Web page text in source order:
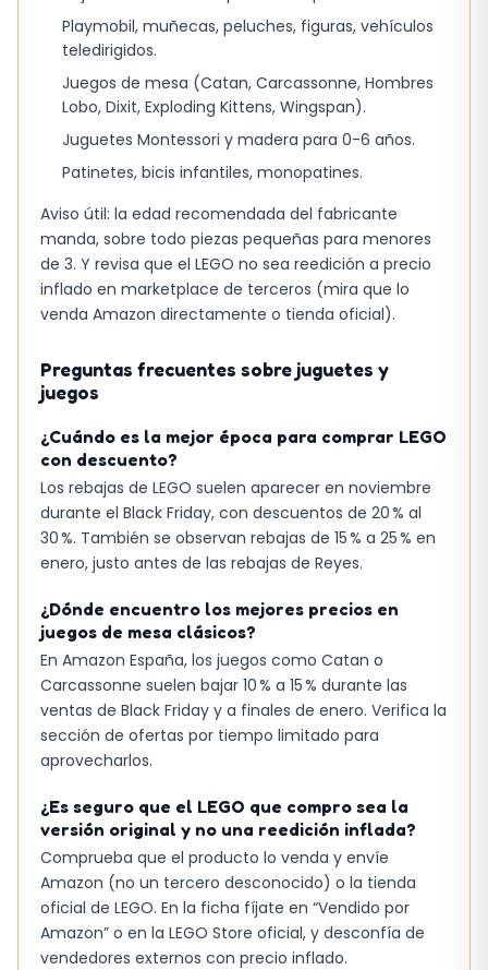
Playmobil, muñecas, peluches, figuras, vehículos
teledirigidos.
Juegos de mesa (Catan, Carcassonne, Hombres
Lobo, Dixit, Exploding Kittens, Wingspan).
Juguetes Montessori y madera para 0-6 años.
Patinetes, bicis infantiles, monopatines.
Aviso útil: la edad recomendada del fabricante
manda, sobre todo piezas pequeñas para menores
de 3. Y revisa que el LEGO no sea reedición a precio
inflado en marketplace de terceros (mira que lo
venda Amazon directamente o tienda oficial).
Preguntas frecuentes sobre juguetes y
juegos
¿Cuándo es la mejor época para comprar LEGO
con descuento?
Los rebajas de LEGO suelen aparecer en noviembre
durante el Black Friday, con descuentos de 20 % al
30 %. También se observan rebajas de 15 % a 25 % en
enero, justo antes de las rebajas de Reyes.
¿Dónde encuentro los mejores precios en
juegos de mesa clásicos?
En Amazon España, los juegos como Catan o
Carcassonne suelen bajar 10 % a 15 % durante las
ventas de Black Friday y a finales de enero. Verifica la
sección de ofertas por tiempo limitado para
aprovecharlos.
¿Es seguro que el LEGO que compro sea la
versión original y no una reedición inflada?
Comprueba que el producto lo venda y envíe
Amazon (no un tercero desconocido) o la tienda
oficial de LEGO. En la ficha fíjate en “Vendido por
Amazon” o en la LEGO Store oficial, y desconfía de
vendedores externos con precio inflado.